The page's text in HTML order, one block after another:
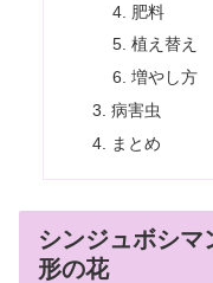
肥料
植え替え
増やし方
病害虫
まとめ
シンジュボシマ
形の花